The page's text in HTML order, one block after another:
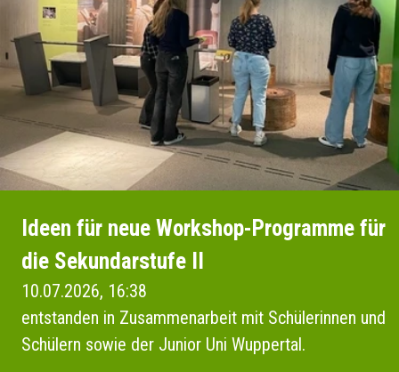
Ideen für neue Workshop-Programme für
die Sekundarstufe II
10.07.2026, 16:38
entstanden in Zusammenarbeit mit Schülerinnen und
Schülern sowie der Junior Uni Wuppertal.